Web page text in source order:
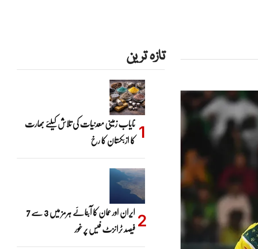
تازہ ترین
نایاب زمینی معدنیات کی تلاش کیلئے بھارت
کا ازبکستان کا رخ
ایران اور عمان کا آبنائے ہرمز میں 3 سے 7
فیصد ٹرانزٹ فیس پر غور